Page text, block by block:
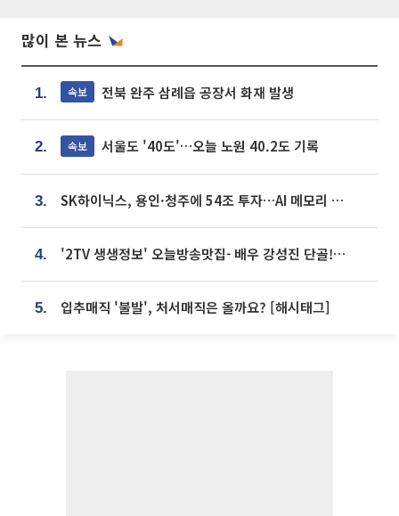
많이 본 뉴스
1. 속보 전북 완주 삼례읍 공장서 화재 발생
2. 속보 서울도 '40도'…오늘 노원 40.2도 기록
3. SK하이닉스, 용인·청주에 54조 투자…AI 메모리 생산기지 키운다
4. '2TV 생생정보' 오늘방송맛집- 배우 강성진 단골! 쌀국수ㆍ푸팟퐁 커리 맛집 '블○○○'
5. 입추매직 '불발', 처서매직은 올까요? [해시태그]